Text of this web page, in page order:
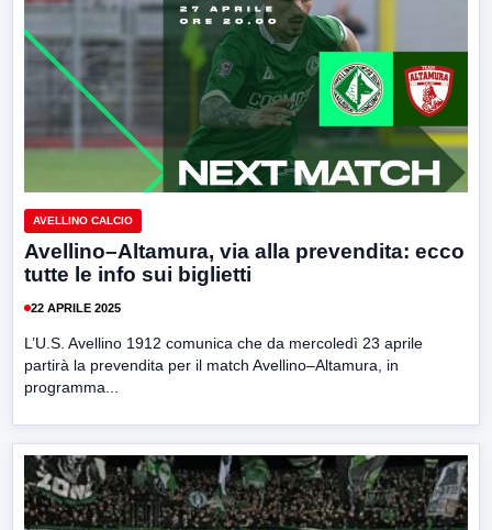
AVELLINO CALCIO
Avellino–Altamura, via alla prevendita: ecco
tutte le info sui biglietti
22 APRILE 2025
L’U.S. Avellino 1912 comunica che da mercoledì 23 aprile
partirà la prevendita per il match Avellino–Altamura, in
programma...